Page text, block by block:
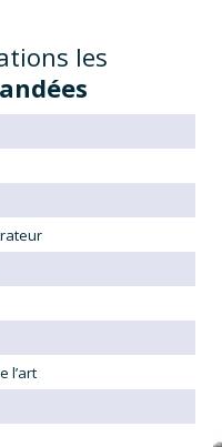
les
l’art